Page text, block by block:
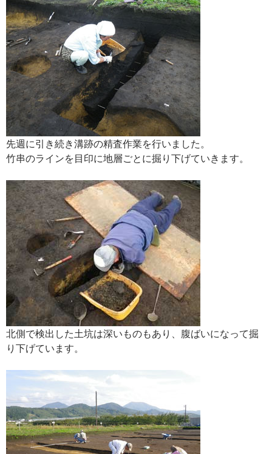
先週に引き続き溝跡の精査作業を行いました。
竹串のラインを目印に地層ごとに掘り下げていきます。
北側で検出した土坑は深いものもあり、腹ばいになって掘
り下げています。